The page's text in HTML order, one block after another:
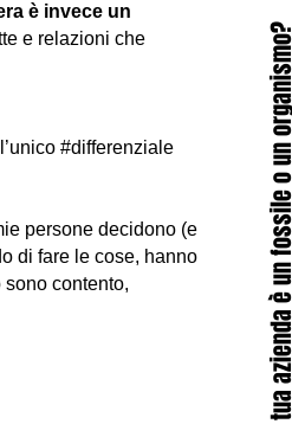
è invece un
e relazioni che
#differenziale
persone decidono (e
di fare le cose, hanno
contento,
La tua azienda è un